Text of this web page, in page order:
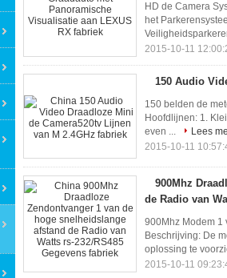
HD de Camera
het
2015-10-11
150 Audio
150 belden de
Hoofdlijnen: 1.
even ...
Lees
2015-10-11
900Mhz
de Radio van
900Mhz Modem 1
Beschrijving: De
oplossing te
2015-10-11